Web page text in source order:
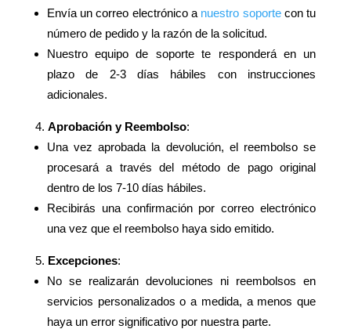
Envía un correo electrónico a nuestro soportecon tu
número de pedido y la razón de la solicitud.
Nuestro equipo de soporte te responderá en un
plazo de 2-3 días hábiles con instrucciones
adicionales.
Aprobación y Reembolso:
Una vez aprobada la devolución, el reembolso se
procesará a través del método de pago original
dentro de los 7-10 días hábiles.
Recibirás una confirmación por correo electrónico
una vez que el reembolso haya sido emitido.
Excepciones:
No se realizarán devoluciones ni reembolsos en
servicios personalizados o a medida, a menos que
haya un error significativo por nuestra parte.